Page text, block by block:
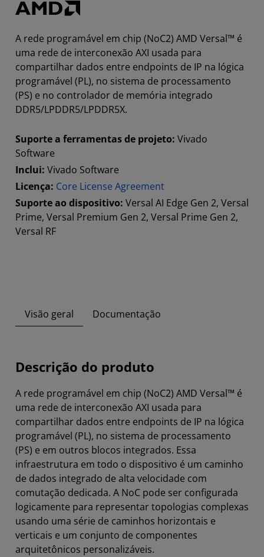
A rede programável em chip (NoC2) AMD Versal™ é
uma rede de interconexão AXI usada para
compartilhar dados entre endpoints de IP na lógica
programável (PL), no sistema de processamento
(PS) e no controlador de memória integrado
DDR5/LPDDR5/LPDDR5X.
Suporte a ferramentas de projeto: Vivado
Software
Inclui: Vivado Software
Licença: Core License Agreement
Suporte ao dispositivo: Versal AI Edge Gen 2, Versal
Prime, Versal Premium Gen 2, Versal Prime Gen 2,
Versal RF
Visão geral Documentação
Descrição do produto
A rede programável em chip (NoC2) AMD Versal™ é
uma rede de interconexão AXI usada para
compartilhar dados entre endpoints de IP na lógica
programável (PL), no sistema de processamento
(PS) e em outros blocos integrados. Essa
infraestrutura em todo o dispositivo é um caminho
de dados integrado de alta velocidade com
comutação dedicada. A NoC pode ser configurada
logicamente para representar topologias complexas
usando uma série de caminhos horizontais e
verticais e um conjunto de componentes
arquitetônicos personalizáveis.